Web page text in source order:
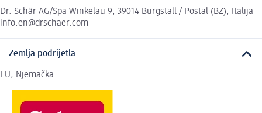
Dr. Schär AG/Spa Winkelau 9, 39014 Burgstall / Postal (BZ), Italija
info.en@drschaer.com
Zemlja podrijetla
EU, Njemačka